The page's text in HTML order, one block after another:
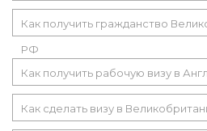
Как получить гражданство
РФ
Как получить рабочую визу в
Как сделать визу в